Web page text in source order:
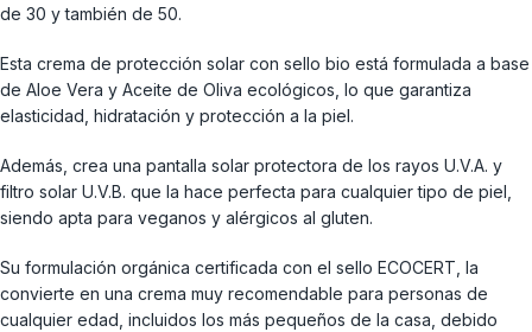
de 30 y también de 50.
Esta crema de protección solar con sello bio está formulada a base
de Aloe Vera y Aceite de Oliva ecológicos, lo que garantiza
elasticidad, hidratación y protección a la piel.
Además, crea una pantalla solar protectora de los rayos U.V.A. y
filtro solar U.V.B. que la hace perfecta para cualquier tipo de piel,
siendo apta para veganos y alérgicos al gluten.
Su formulación orgánica certificada con el sello ECOCERT, la
convierte en una crema muy recomendable para personas de
cualquier edad, incluidos los más pequeños de la casa, debido